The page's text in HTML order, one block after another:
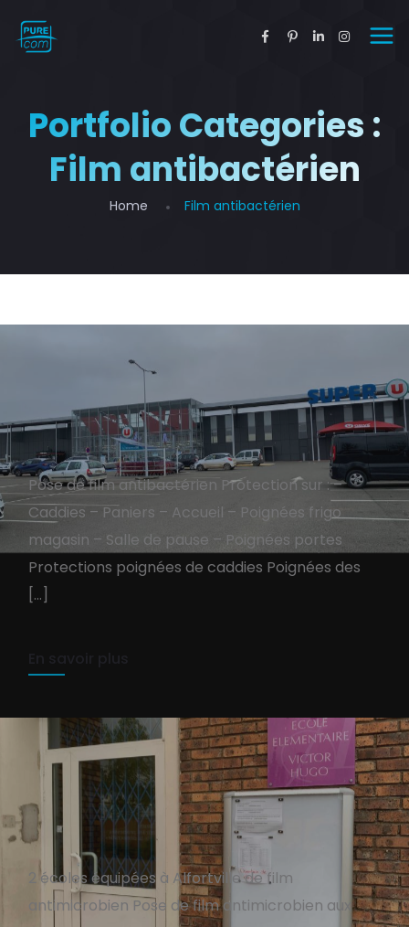
Portfolio Categories :
Film antibactérien
Home Film antibactérien
SUPER U AUNEAU : Pose de
film antibactérien
Pose de film antibactérien Protection sur : –
Caddies – Paniers – Accueil – Poignées frigo
magasin – Salle de pause – Poignées portes
Protections poignées de caddies Poignées des
[…]
Pose film antibacterien :
2 écoles équipées à Alfortville de film
antimicrobien Pose de film antimicrobien aux